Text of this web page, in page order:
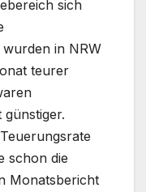
sich
wurden in NRW
teurer
schon die
Monatsbericht